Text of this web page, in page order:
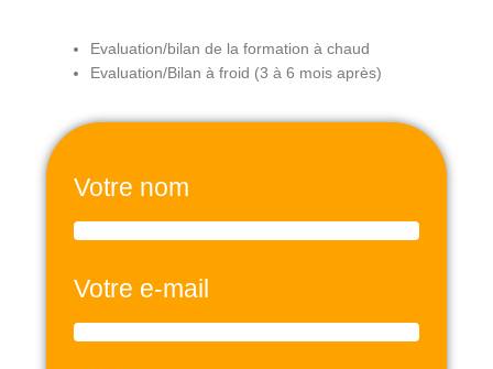
Evaluation/bilan de la formation à chaud
Evaluation/Bilan à froid (3 à 6 mois après)
Votre nom
Votre e-mail